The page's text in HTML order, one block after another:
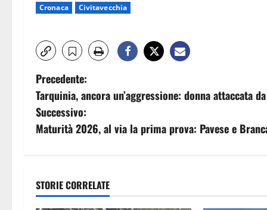
Cronaca Civitavecchia
N
a
v
g
Precedente:
Tarquinia, ancora un’aggressione: donna attaccata
Successivo:
Maturità 2026, al via la prima prova: Pavese e
STORIE CORRELATE